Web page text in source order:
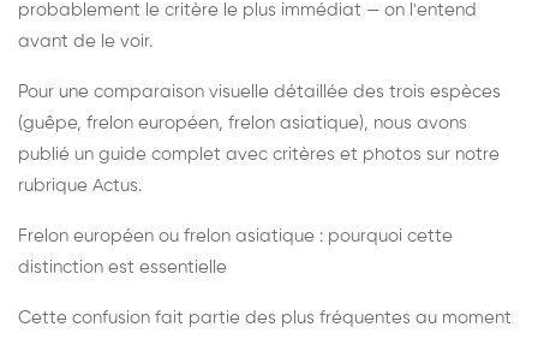
probablement le critère le plus immédiat — on l'entend
avant de le voir.
Pour une comparaison visuelle détaillée des trois espèces
(guêpe, frelon européen, frelon asiatique), nous avons
publié un guide complet avec critères et photos sur notre
rubrique Actus.
Frelon européen ou frelon asiatique : pourquoi cette
distinction est essentielle
Cette confusion fait partie des plus fréquentes au moment